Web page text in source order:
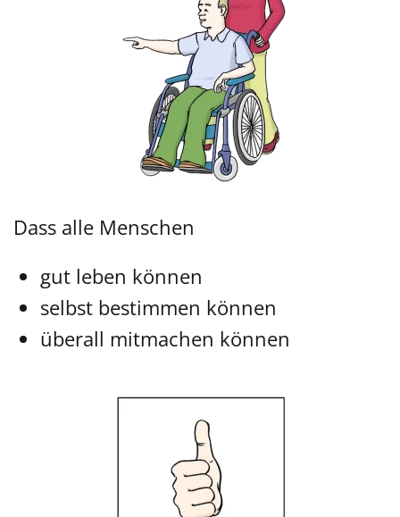
Dass alle Menschen
gut leben können
selbst bestimmen können
überall mitmachen können